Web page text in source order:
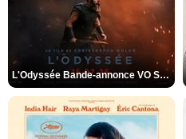
L'Odyssée Bande-annonce VO STFR